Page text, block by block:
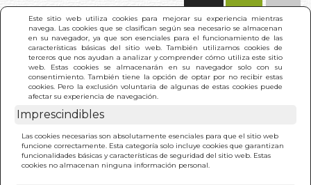
Este sitio web utiliza cookies para mejorar su experiencia mientras
navega. Las cookies que se clasifican según sea necesario se almacenan
en su navegador, ya que son esenciales para el funcionamiento de las
características básicas del sitio web. También utilizamos cookies de
terceros que nos ayudan a analizar y comprender cómo utiliza este sitio
web. Estas cookies se almacenarán en su navegador solo con su
consentimiento. También tiene la opción de optar por no recibir estas
cookies. Pero la exclusión voluntaria de algunas de estas cookies puede
afectar su experiencia de navegación.
Imprescindibles
Las cookies necesarias son absolutamente esenciales para que el sitio web
funcione correctamente. Esta categoría solo incluye cookies que garantizan
funcionalidades básicas y características de seguridad del sitio web. Estas
cookies no almacenan ninguna información personal.
(1)
INICIO > RESULTADO BÚSQUEDA
Estos son los resultados de tu búsqueda: na
m_ canet y lara ferrer